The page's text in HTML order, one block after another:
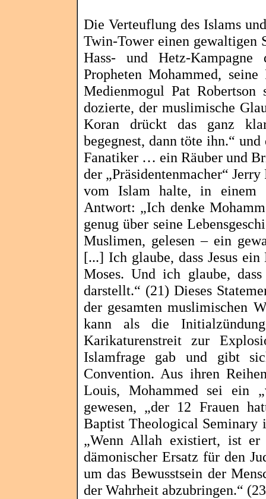
Die Verteuflung des Islams
Twin-Tower einen gewaltigen
Hass- und Hetz-
Propheten Mohammed,
Medienmogul Pat
dozierte, der muslimische
Koran drückt das ganz
begegnest, dann töte ihn.“
Fanatiker … ein Räuber und
der „Präsidentenmacher“ Jerry
vom Islam halte, in einem
Antwort: „Ich denke
genug über seine
Muslimen, gelesen – ein
[...] Ich glaube, dass Jesus
Moses. Und ich glaube,
darstellt.“ (21) Dieses
der gesamten muslimischen
kann als die
Karikaturenstreit zur
Islamfrage gab und gibt
Convention. Aus ihren
Louis, Mohammed sei ein
gewesen, „der 12 Frauen
BaptistTheological Seminary
„Wenn Allah existiert, ist
dämonischer Ersatz für den
um das Bewusstsein der
der Wahrheit abzubringen.“